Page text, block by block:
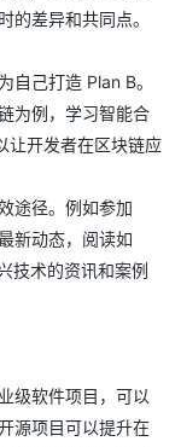
的差异和共同点。
自己打造 Plan B。
为例，学习智能合
让开发者在区块链应
途径。例如参加
新动态，阅读如
技术的资讯和案例
级软件项目，可以
源项目可以提升在